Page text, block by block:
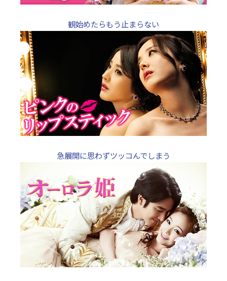
観始めたらもう止まらない
急展開に思わずツッコんでしまう